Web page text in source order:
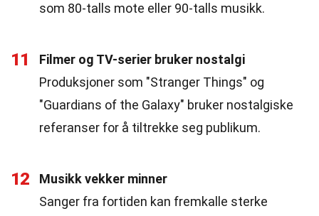
som 80-talls mote eller 90-talls musikk.
11
Filmer og TV-serier bruker nostalgi
Produksjoner som "Stranger Things" og
"Guardians of the Galaxy" bruker nostalgiske
referanser for å tiltrekke seg publikum.
12
Musikk vekker minner
Sanger fra fortiden kan fremkalle sterke